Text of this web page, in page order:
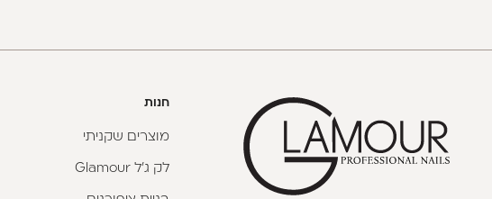
חנות
מוצרים שקניתי
לק ג'ל Glamour